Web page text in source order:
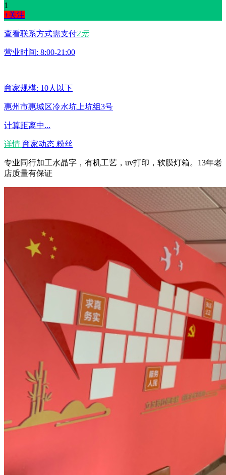
1
+关注
查看联系方式需支付2元
营业时间: 8:00-21:00
商家规模: 10人以下
惠州市惠城区冷水坑上坑组3号
计算距离中...
详情 商家动态 粉丝
专业同行加工水晶字，有机工艺，uv打印，软膜灯箱。13年老
店质量有保证